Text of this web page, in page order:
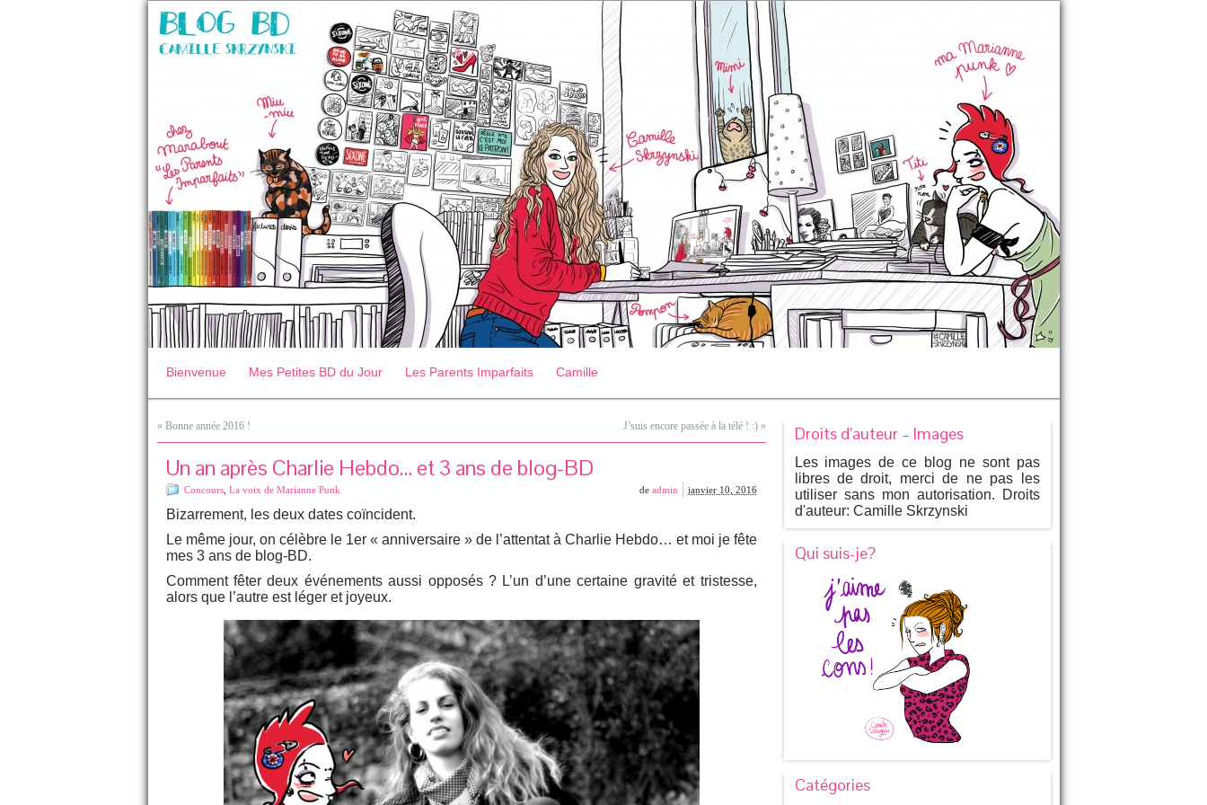
Bienvenue Mes Petites BD du Jour Les Parents Imparfaits Camille
« Bonne année 2016 ! J’suis encore passée à la télé ! :)»
Un an après Charlie Hebdo… et 3 ans de blog-BD
Concours, La voix de Marianne Punk janvier 10, 2016
de admin
Bizarrement, les deux dates coïncident.
Le même jour, on célèbre le 1er « anniversaire » de l’attentat à Charlie Hebdo… et moi je fête
mes 3 ans de blog-BD.
Comment fêter deux événements aussi opposés ? L’un d’une certaine gravité et tristesse,
alors que l’autre est léger et joyeux.
Droits d’auteur – Images
Les images de ce blog ne sont pas
libres de droit, merci de ne pas les
utiliser sans mon autorisation. Droits
d'auteur: Camille Skrzynski
Qui suis-je?
Catégories